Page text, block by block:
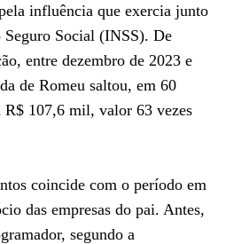
influência que exercia junto
Social (INSS). De
entre dezembro de 2023 e
de Romeu saltou, em 60
107,6 mil, valor 63 vezes
coincide com o período em
das empresas do pai. Antes,
segundo a